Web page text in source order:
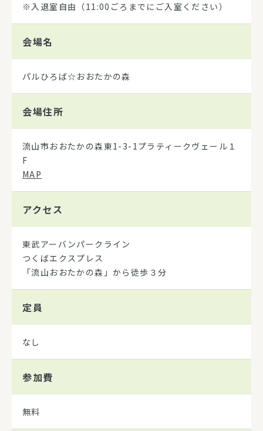
※入退室自由（11:00ごろまでにご入室ください）
会場名
パルひろば☆おおたかの森
会場住所
流山市おおたかの森東1-3-1プラティークヴェール１
F
MAP
アクセス
東武アーバンパークライン
つくばエクスプレス
「流山おおたかの森」から徒歩３分
定員
なし
参加費
無料